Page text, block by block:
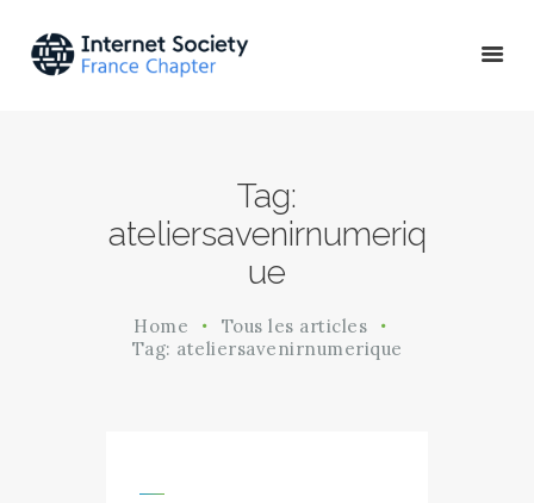
Tag:
ateliersavenirnumeriq
ue
Home
Tous les articles
Tag: ateliersavenirnumerique
ACTU & ÉVÉNEMENTS
MISSIONS & PROJETS
A PROPOS